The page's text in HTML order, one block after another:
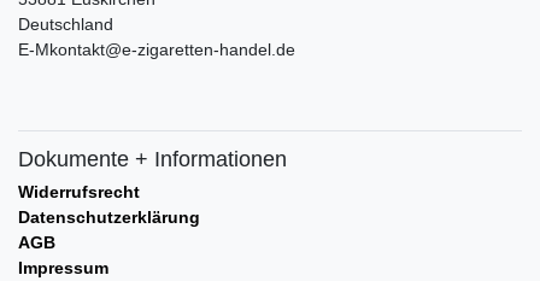
Deutschland
E-Mkontakt@e-zigaretten-handel.de
Dokumente + Informationen
Widerrufsrecht
Datenschutzerklärung
AGB
Impressum